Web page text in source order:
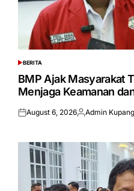
POSTED
IN
BERITA
BMP Ajak Masyarakat
Menjaga Keamanan
Posted
August 6, 2026Posted
Admin